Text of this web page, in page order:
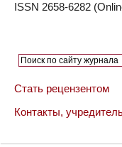
ISSN 2658-6282
Стать рецензентом
Контакты,